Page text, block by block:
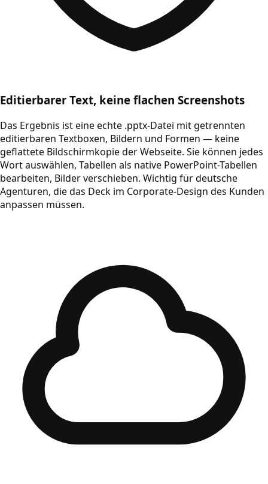
Editierbarer Text, keine flachen Screenshots
Das Ergebnis ist eine echte .pptx-Datei mit getrennten
editierbaren Textboxen, Bildern und Formen — keine
geflattete Bildschirmkopie der Webseite. Sie können jedes
Wort auswählen, Tabellen als native PowerPoint-Tabellen
bearbeiten, Bilder verschieben. Wichtig für deutsche
Agenturen, die das Deck im Corporate-Design des Kunden
anpassen müssen.